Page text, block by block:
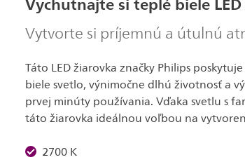
Vytvorte si príjemnú a útulnú
Táto LED žiarovka značky Philips
biele svetlo, výnimočne dlhú životnosť a
prvej minúty používania. Vďaka svetlu s
táto žiarovka ideálnou voľbou na
2700 K